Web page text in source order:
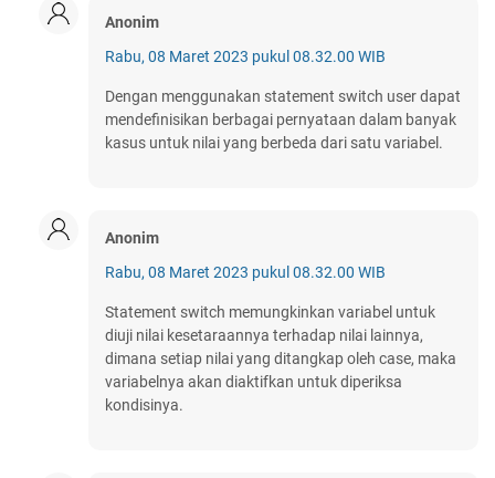
Anonim
Rabu, 08 Maret 2023 pukul 08.32.00 WIB
Dengan menggunakan statement switch user dapat
mendefinisikan berbagai pernyataan dalam banyak
kasus untuk nilai yang berbeda dari satu variabel.
Anonim
Rabu, 08 Maret 2023 pukul 08.32.00 WIB
Statement switch memungkinkan variabel untuk
diuji nilai kesetaraannya terhadap nilai lainnya,
dimana setiap nilai yang ditangkap oleh case, maka
variabelnya akan diaktifkan untuk diperiksa
kondisinya.